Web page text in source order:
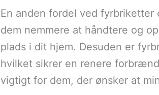
En anden fordel ved
dem nemmere at håndtere og
plads i dit hjem. Desuden er
hvilket sikrer en renere
vigtigt for dem, der ønsker at